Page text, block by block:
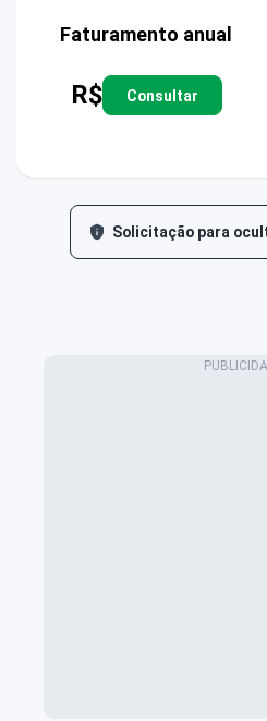
Faturamento anual
R$ Consultar
Solicitação para